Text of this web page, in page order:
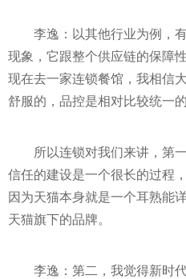
李逸：以其他行业为例，
现象，它跟整个供应链的保障性
现在去一家连锁餐馆，我相信
舒服的，品控是相对比较统一的
所以连锁对我们来讲，第
信任的建设是一个很长的过程
因为天猫本身就是一个耳熟能
天猫旗下的品牌。
李逸：第二，我觉得新时